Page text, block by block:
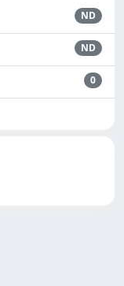
ND
ND
0